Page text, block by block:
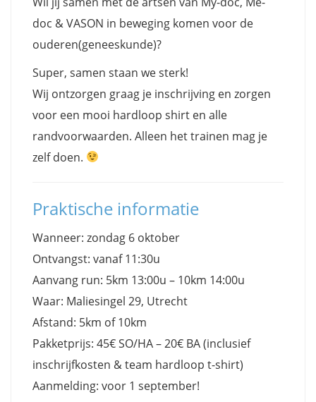
doc & VASON in beweging komen voor de
ouderen(geneeskunde)?
Super, samen staan we sterk!
Wij ontzorgen graag je inschrijving en zorgen
voor een mooi hardloop shirt en alle
randvoorwaarden. Alleen het trainen mag je
zelf doen.
Praktische informatie
Wanneer: zondag 6 oktober
Ontvangst: vanaf 11:30u
Aanvang run: 5km 13:00u – 10km 14:00u
Waar: Maliesingel 29, Utrecht
Afstand: 5km of 10km
Pakketprijs: 45€ SO/HA – 20€ BA (inclusief
inschrijfkosten & team hardloop t-shirt)
Aanmelding: voor 1 september!